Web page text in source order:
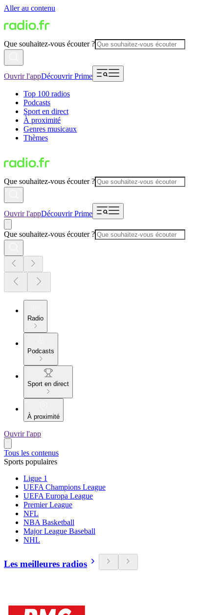
Aller au contenu
Que souhaitez-vous écouter ?
Ouvrir l'appDécouvrir Prime
Top 100 radios
Podcasts
Sport en direct
À proximité
Genres musicaux
Thèmes
Que souhaitez-vous écouter ?
Ouvrir l'appDécouvrir Prime
Que souhaitez-vous écouter ?
Radio
Podcasts
Sport en direct
À proximité
Ouvrir l'app
Tous les contenus
Sports populaires
Ligue 1
UEFA Champions League
UEFA Europa League
Premier League
NFL
NBA Basketball
Major League Baseball
NHL
Les meilleures radios